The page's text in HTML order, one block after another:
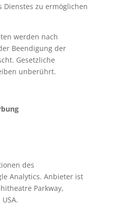
zu ermöglichen
werden nach
Beendigung der
Gesetzliche
unberührt.
des
Analytics. Anbieter ist
Parkway,